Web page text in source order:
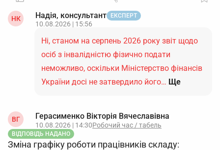
НК Надія, консультант ЕКСПЕРТ
10.08.2026 | 15:56
Ні, станом на серпень 2026 року звіт щодо
осіб з інвалідністю фізично подати
неможливо, оскільки Міністерство фінансів
України досі не затвердило його… Ще
ВГ Герасименко Вікторія Вячеславівна
10.08.2026 | 14:30Робочий час / табель
ВІДПОВІДЬ НАДАНО
Зміна графіку роботи працівників складу: